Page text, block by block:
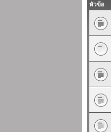
หัวข้อ